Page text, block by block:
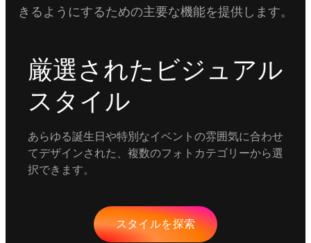
きるようにするための主要な機能を提供します。
厳選されたビジュアル
スタイル
あらゆる誕生日や特別なイベントの雰囲気に合わせ
てデザインされた、複数のフォトカテゴリーから選
択できます。
スタイルを探索